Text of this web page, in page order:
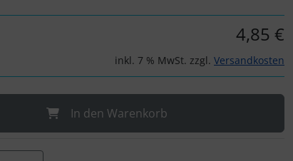
4,85 €
inkl. 7 % MwSt. zzgl. Versandkosten
In den Warenkorb